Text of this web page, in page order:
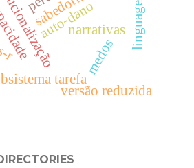
auto-danonarrativas
tarefa
medos
versão reduzida
r